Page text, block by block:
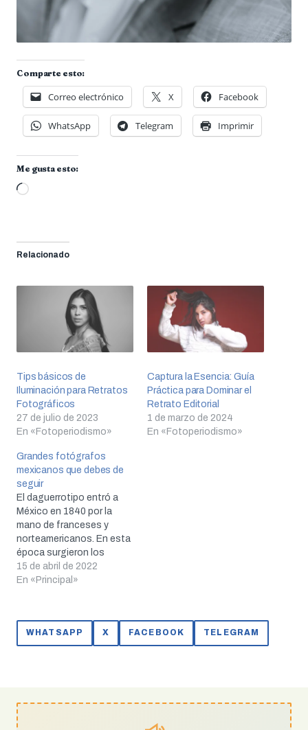
Comparte esto:
Correo electrónico X Facebook
WhatsApp Telegram Imprimir
Me gusta esto:
Cargando...
Relacionado
Tips básicos de
Iluminación para Retratos
Fotográficos
27 de julio de 2023
En «Fotoperiodismo»
Captura la Esencia: Guía
Práctica para Dominar el
Retrato Editorial
1 de marzo de 2024
En «Fotoperiodismo»
Grandes fotógrafos
mexicanos que debes de
seguir
El daguerrotipo entró a
México en 1840 por la
mano de franceses y
norteamericanos. En esta
época surgieron los
estudios fotográficos y
las primeras fotografías
época del Porfiriato y el
estallido de la Revolución
Mexicana. Después fue
15 de abril de 2022
En «Principal»
WHATSAPP X FACEBOOK TELEGRAM